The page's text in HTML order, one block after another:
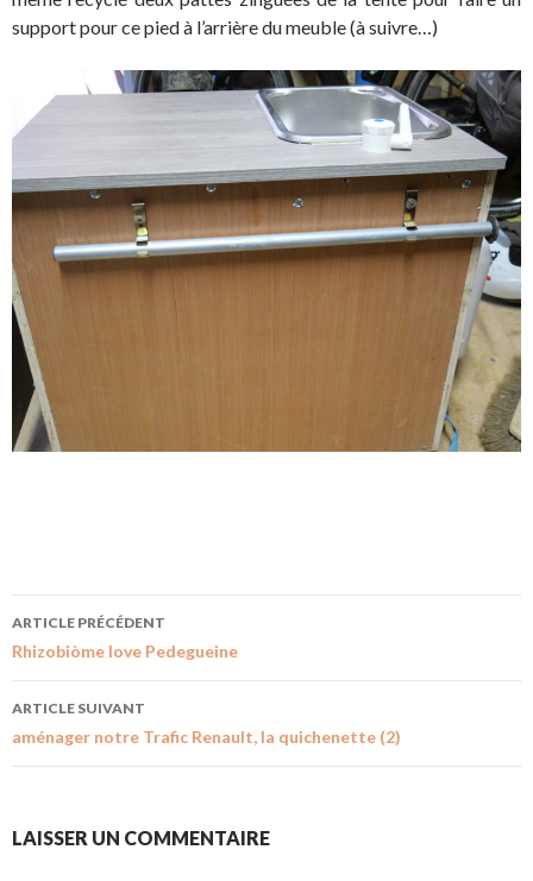
support pour ce pied à l’arrière du meuble (à suivre…)
ARTICLE PRÉCÉDENT
Rhizobiòme love Pedegueine
ARTICLE SUIVANT
aménager notre Trafic Renault, la quichenette (2)
LAISSER UN COMMENTAIRE